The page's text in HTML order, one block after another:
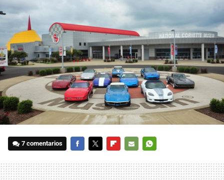
7 comentarios
MAIL